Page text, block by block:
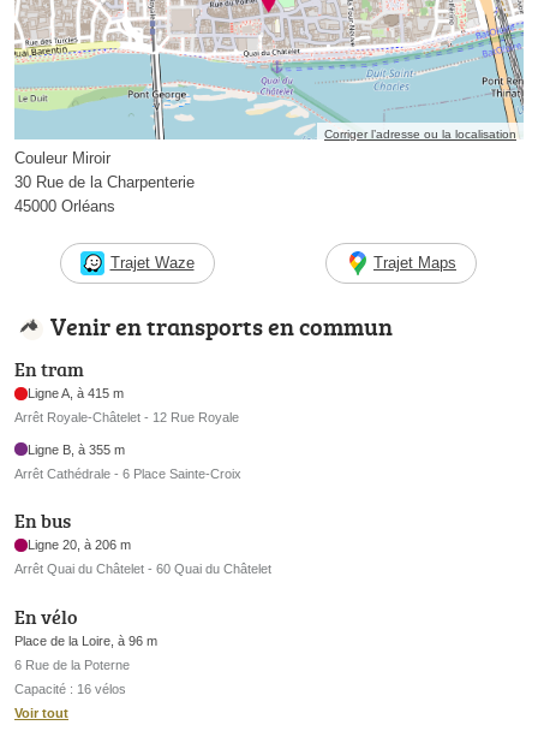
Corriger l’adresse ou la localisation
Couleur Miroir
30 Rue de la Charpenterie
45000 Orléans
Trajet Waze Trajet Maps
Venir en transports en commun
En tram
Ligne A, à 415 m
Arrêt Royale-Châtelet - 12 Rue Royale
Ligne B, à 355 m
Arrêt Cathédrale - 6 Place Sainte-Croix
En bus
Ligne 20, à 206 m
Arrêt Quai du Châtelet - 60 Quai du Châtelet
En vélo
Place de la Loire, à 96 m
6 Rue de la Poterne
Capacité : 16 vélos
Voir tout